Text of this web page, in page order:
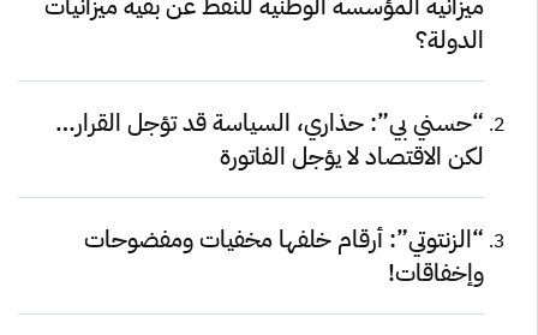
الدولة؟
“حسني بي”: حذاري، السياسة قد تؤجل القرار…
لكن الاقتصاد لا يؤجل الفاتورة
“الزنتوتي”: أرقام خلفها مخفيات ومفضوحات
وإخفاقات!